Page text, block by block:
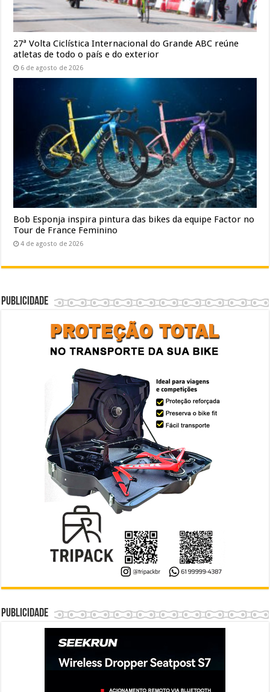
27ª Volta Ciclística Internacional do Grande ABC reúne
atletas de todo o país e do exterior
6 de agosto de 2026
Bob Esponja inspira pintura das bikes da equipe Factor no
Tour de France Feminino
4 de agosto de 2026
Publicidade
Publicidade